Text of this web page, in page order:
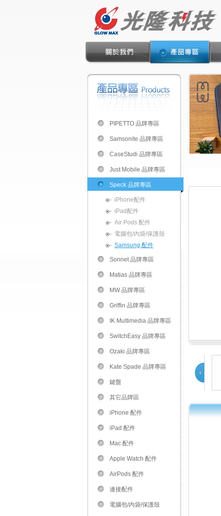
PIPETTO 品牌專區
Samsonite 品牌專區
CaseStudi 品牌專區
Just Mobile 品牌專區
Speck 品牌專區
iPhone配件
iPad配件
Air Pods 配件
電腦包/內袋/保護殼
Samsung 配件
Sonnet 品牌專區
Matias 品牌專區
MW 品牌專區
Griffin 品牌專區
IK Multimedia 品牌專區
SwitchEasy 品牌專區
Ozaki 品牌專區
Kate Spade 品牌專區
鍵盤
其它品牌區
iPhone 配件
iPad 配件
Mac 配件
Apple Watch 配件
AirPods 配件
連接配件
電腦包/內袋/保護殼